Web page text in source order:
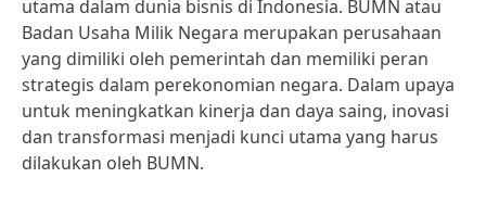
utama dalam dunia bisnis di Indonesia. BUMN atau
Badan Usaha Milik Negara merupakan perusahaan
yang dimiliki oleh pemerintah dan memiliki peran
strategis dalam perekonomian negara. Dalam upaya
untuk meningkatkan kinerja dan daya saing, inovasi
dan transformasi menjadi kunci utama yang harus
dilakukan oleh BUMN.